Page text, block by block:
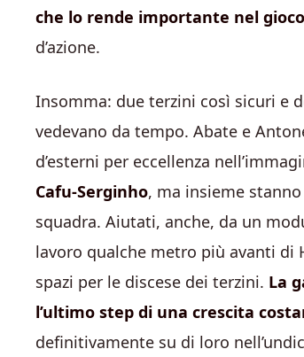
che lo rende importante nel
d’azione.
Insomma: due terzini così sicuri e
vedevano da tempo. Abate e
d’esterni per eccellenza
Cafu-Serginho, ma insieme
squadra. Aiutati, anche, da un
lavoro qualche metro più avanti di
spazi per le discese dei terzini. La
l’ultimo step di una crescita
definitivamente su di loro